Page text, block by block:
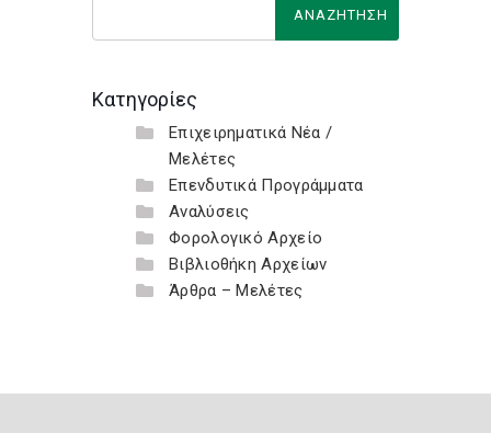
Κατηγορίες
Επιχειρηματικά Νέα /
Μελέτες
Επενδυτικά Προγράμματα
Αναλύσεις
Φορολογικό Αρχείο
Βιβλιοθήκη Αρχείων
Άρθρα – Μελέτες